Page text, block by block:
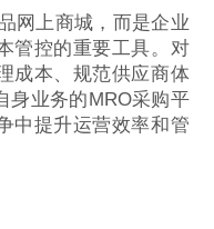
网上商城，而是企业
管控的重要工具。对
成本、规范供应商体
身业务的MRO采购平
中提升运营效率和管